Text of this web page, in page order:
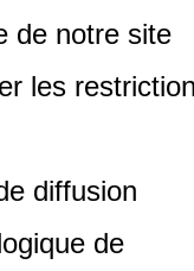
de notre site
les
diffusion
de